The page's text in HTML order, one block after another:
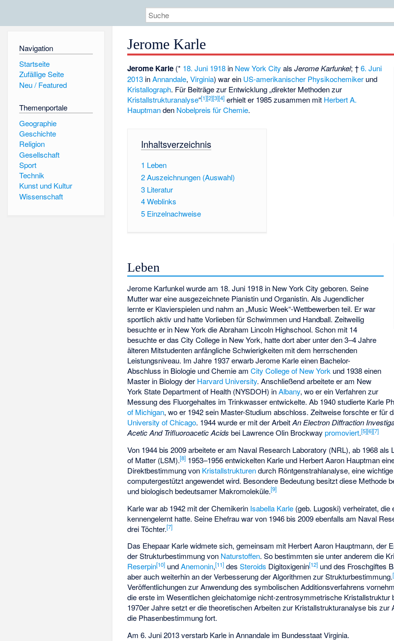
Navigation
Startseite
Zufällige Seite
Neu / Featured
Themenportale
Geographie
Geschichte
Religion
Gesellschaft
Sport
Technik
Kunst und Kultur
Wissenschaft
Jerome Karle
Jerome Karle (* 18. Juni 1918 in New York City alsJerome Karfunkel; †6. Juni
2013 inAnnandale,Virginia) war ein US-amerikanischer Physikochemiker und
Kristallograph. Für Beiträge zur Entwicklung „direkter Methoden zur
Kristallstrukturanalyse“[1][2][3][4] erhielt er 1985 zusammen mit Herbert A.
Hauptmanden Nobelpreis für Chemie.
Inhaltsverzeichnis
1 Leben
2Auszeichnungen (Auswahl)
3 Literatur
4Weblinks
5 Einzelnachweise
Leben
Jerome Karfunkel wurde am 18. Juni 1918 in New York City geboren. Seine
Mutter war eine ausgezeichnete Pianistin und Organistin. Als Jugendlicher
lernte er Klavierspielen und nahm an „Music Week“-Wettbewerben teil. Er war
sportlich aktiv und hatte Vorlieben für Schwimmen und Handball. Zeitweilig
besuchte er in New York die Abraham Lincoln Highschool. Schon mit 14
besuchte er das City College in New York, hatte dort aber unter den 3–4 Jahre
älteren Mitstudenten anfängliche Schwierigkeiten mit dem herrschenden
Leistungsniveau. Im Jahre 1937 erwarb Jerome Karle einen Bachelor-
Abschluss in Biologie und Chemie amCity College of New York und 1938 einen
Master in Biology der Harvard University. Anschließend arbeitete er am New
York State Department of Health (NYSDOH) inAlbany, wo er ein Verfahren zur
Messung des Fluorgehaltes im Trinkwasser entwickelte. Ab 1940 studierte Karle
of Michigan, wo er 1942 sein Master-Studium abschloss. Zeitweise forschte er für
University of Chicago. 1944 wurde er mit der ArbeitAn Electron Diffraction
Acetic And Trifluoroacetic Acids bei Lawrence Olin Brockway promoviert.[5][6][7]
Von 1944 bis 2009 arbeitete er am Naval Research Laboratory (NRL), ab 1968 als
of Matter (LSM).[8] 1953–1956 entwickelten Karle und Herbert Aaron Hauptman
Direktbestimmung von Kristallstrukturendurch Röntgenstrahlanalyse, eine
computergestützt angewendet wird. Besondere Bedeutung besitzt diese Methode
und biologisch bedeutsamer Makromoleküle.[9]
Karle war ab 1942 mit der Chemikerin Isabella Karle (geb. Lugoski) verheiratet,
kennengelernt hatte. Seine Ehefrau war von 1946 bis 2009 ebenfalls am Naval
drei Töchter.[7]
Das Ehepaar Karle widmete sich, gemeinsam mit Herbert Aaron Hauptmann, der
der Strukturbestimmung von Naturstoffen. So bestimmten sie unter anderem die
Reserpin[10] undAnemonin,[11] desSteroids Digitoxigenin[12] und des Froschgiftes
aber auch weiterhin an der Verbesserung der Algorithmen zur Strukturbestimmung.[
Veröffentlichungen zur Anwendung des symbolischen Additionsverfahrens
die erste im Wesentlichen gleichatomige nicht-zentrosymmetrische Kristallstruktur
1970er Jahre setzt er die theoretischen Arbeiten zur Kristallstrukturanalyse bis zur
die Phasenbestimmung fort.
Am 6. Juni 2013 verstarb Karle in Annandale im Bundesstaat Virginia.